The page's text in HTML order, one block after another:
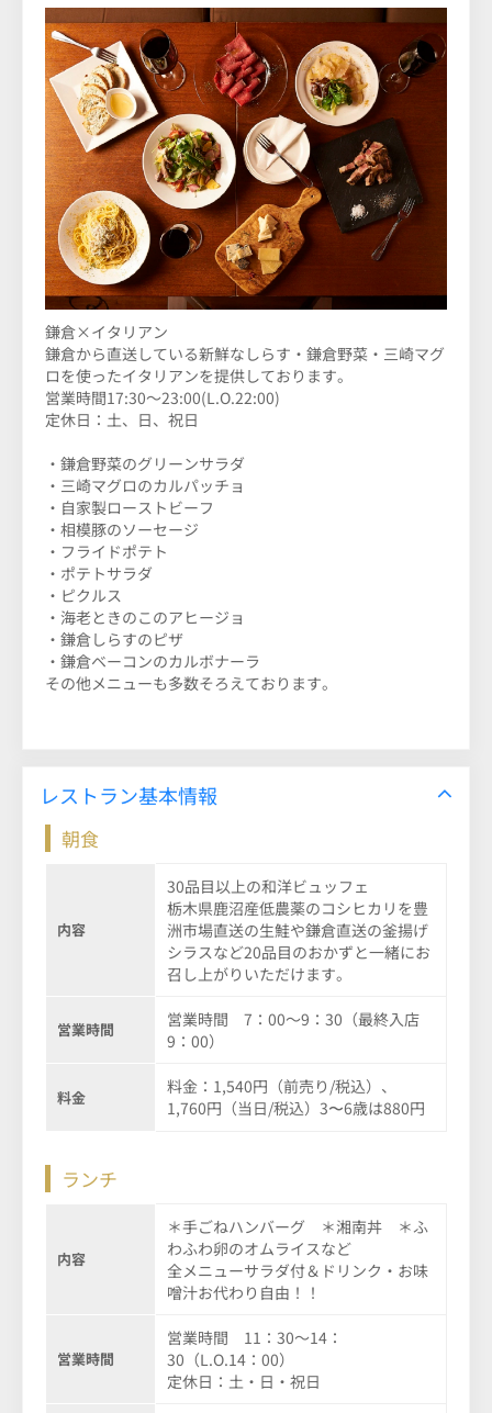
鎌倉×イタリアン
鎌倉から直送している新鮮なしらす・鎌倉野菜・三崎マグ
ロを使ったイタリアンを提供しております。
営業時間17:30～23:00(L.O.22:00)
定休日：土、日、祝日
・鎌倉野菜のグリーンサラダ
・三崎マグロのカルパッチョ
・自家製ローストビーフ
・相模豚のソーセージ
・フライドポテト
・ポテトサラダ
・ピクルス
・海老ときのこのアヒージョ
・鎌倉しらすのピザ
・鎌倉ベーコンのカルボナーラ
その他メニューも多数そろえております。
レストラン基本情報
朝食
内容
30品目以上の和洋ビュッフェ
栃木県鹿沼産低農薬のコシヒカリを豊
洲市場直送の生鮭や鎌倉直送の釜揚げ
シラスなど20品目のおかずと一緒にお
召し上がりいただけます。
営業時間
営業時間 7：00～9：30（最終入店
9：00）
料金
料金：1,540円（前売り/税込）、
1,760円（当日/税込）3〜6歳は880円
ランチ
内容
＊手ごねハンバーグ ＊湘南丼 ＊ふ
わふわ卵のオムライスなど
全メニューサラダ付＆ドリンク・お味
噌汁お代わり自由！！
営業時間
営業時間 11：30～14：
30（L.O.14：00）
定休日：土・日・祝日